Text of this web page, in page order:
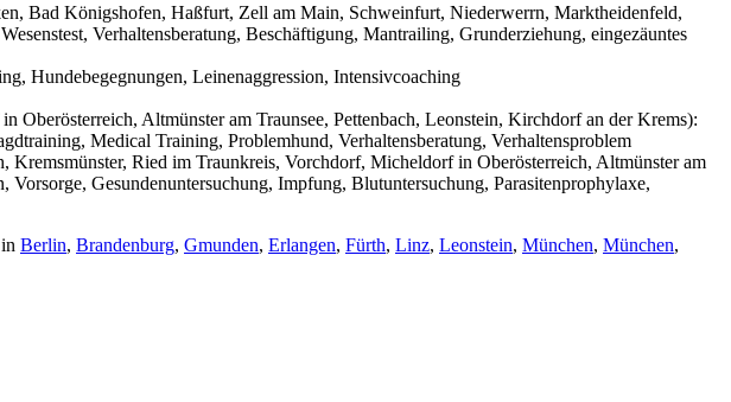
Bad Königshofen, Haßfurt, Zell am Main, Schweinfurt, Niederwerrn, Marktheidenfeld,
Verhaltensberatung, Beschäftigung, Mantrailing, Grunderziehung, eingezäuntes
Hundebegegnungen, Leinenaggression, Intensivcoaching
Altmünster am Traunsee, Pettenbach, Leonstein, Kirchdorf an der Krems):
Medical Training, Problemhund, Verhaltensberatung, Verhaltensproblem
Kremsmünster, Ried im Traunkreis, Vorchdorf, Micheldorf in Oberösterreich, Altmünster am
Gesundenuntersuchung, Impfung, Blutuntersuchung, Parasitenprophylaxe,
Berlin, Brandenburg, Gmunden, Erlangen, Fürth, Linz, Leonstein, München, München,